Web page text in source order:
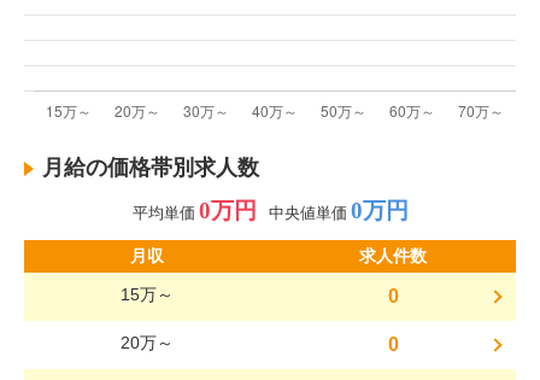
月給の価格帯別求人数
平均単価 0万円 中央値単価 0万円
月収
求人件数
15万～
0
20万～ 0